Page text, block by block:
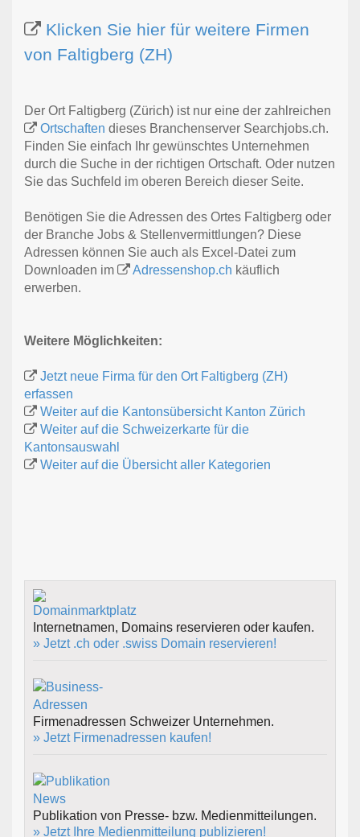
Klicken Sie hier für weitere Firmen
von Faltigberg (ZH)
Der Ort Faltigberg (Zürich) ist nur eine der zahlreichen
Ortschaften dieses Branchenserver Searchjobs.ch.
Finden Sie einfach Ihr gewünschtes Unternehmen
durch die Suche in der richtigen Ortschaft. Oder nutzen
Sie das Suchfeld im oberen Bereich dieser Seite.
Benötigen Sie die Adressen des Ortes Faltigberg oder
der Branche Jobs & Stellenvermittlungen? Diese
Adressen können Sie auch als Excel-Datei zum
Downloaden im
Adressenshop.ch käuflich
erwerben.
Weitere Möglichkeiten:
Jetzt neue Firma für den Ort Faltigberg (ZH)
erfassen
Weiter auf die Kantonsübersicht Kanton Zürich
Weiter auf die Schweizerkarte für die
Kantonsauswahl
Weiter auf die Übersicht aller Kategorien
Internetnamen, Domains reservieren oder kaufen.
» Jetzt .ch oder .swiss Domain reservieren!
Firmenadressen Schweizer Unternehmen.
» Jetzt Firmenadressen kaufen!
Publikation von Presse- bzw. Medienmitteilungen.
» Jetzt Ihre Medienmitteilung publizieren!